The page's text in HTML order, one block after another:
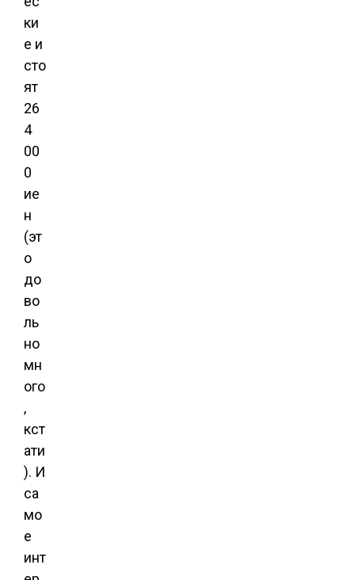
ки
е и
сто
ят
26
4
00
0
ие
н
(эт
о
до
во
ль
но
мн
ого
,
кст
ати
). И
са
мо
е
инт